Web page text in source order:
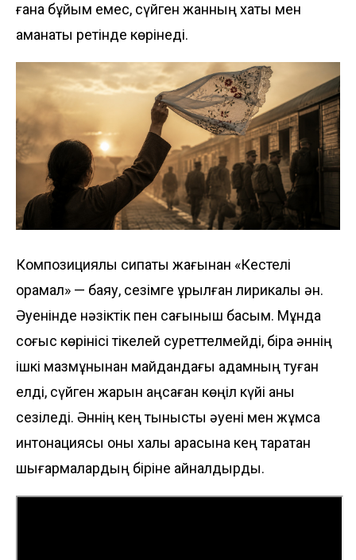
ғана бұйым емес, сүйген жанның хаты мен
аманаты ретінде көрінеді.
Композициялық сипаты жағынан «Кестелі
орамал» — баяу, сезімге құрылған лирикалық ән.
Әуенінде нәзіктік пен сағыныш басым. Мұнда
соғыс көрінісі тікелей суреттелмейді, бірақ әннің
ішкі мазмұнынан майдандағы адамның туған
елді, сүйген жарын аңсаған көңіл күйі анық
сезіледі. Әннің кең тынысты әуені мен жұмсақ
интонациясы оны халық арасына кең таратқан
шығармалардың біріне айналдырды.